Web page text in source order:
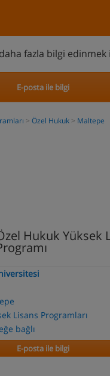
fazla bilgi
E-posta ile bilgi
Özel Hukuk Maltepe
Hukuk Yüksek
Lisans Programları
bağlı
E-posta ile bilgi